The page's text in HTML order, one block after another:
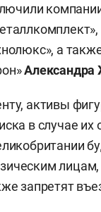
а
Александра
активы
в случае
запретят